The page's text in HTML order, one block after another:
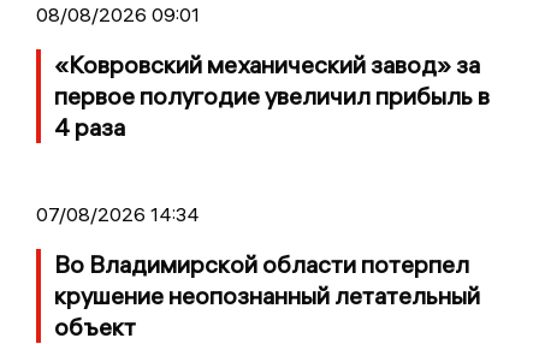
08/08/2026 09:01
«Ковровский механический завод» за
первое полугодие увеличил прибыль в
4 раза
07/08/2026 14:34
Во Владимирской области потерпел
крушение неопознанный летательный
объект